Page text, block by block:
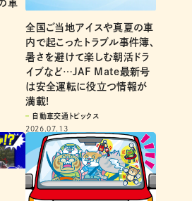
車
全国ご当地アイスや真夏の車
内で起こったトラブル事件簿、
暑さを避けて楽しむ朝活ドラ
イブなど…JAF Mate最新号
は安全運転に役立つ情報が
満載!
自動車交通トピックス
2026.07.13